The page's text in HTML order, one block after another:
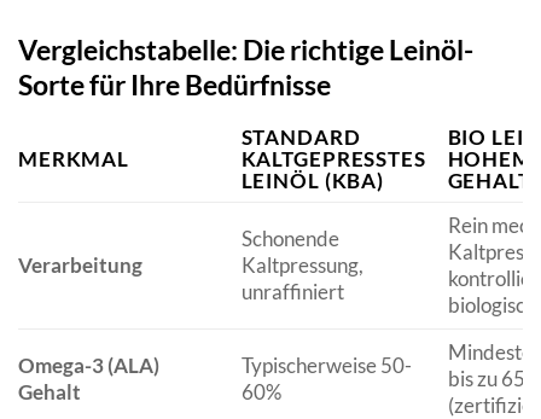
Vergleichstabelle: Die richtige Leinöl-
Sorte für Ihre Bedürfnisse
MERKMAL
STANDARD
KALTGEPRESSTES
LEINÖL (KBA)
BIO
HOHEM
GEHALT
Verarbeitung
Schonende
Kaltpressung,
unraffiniert
Rein
biologisch
Omega-3 (ALA)
Gehalt
Typischerweise 50-
60%
bis zu 65%